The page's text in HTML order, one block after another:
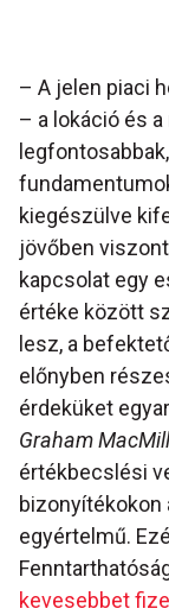
– A jelen piaci
– a lokáció és
kiegészülve
jövőben
kapcsolat egy
értéke között
lesz, a
előnyben
érdeküket
Graham
értékbecslési
egyértelmű.
kevesebbet